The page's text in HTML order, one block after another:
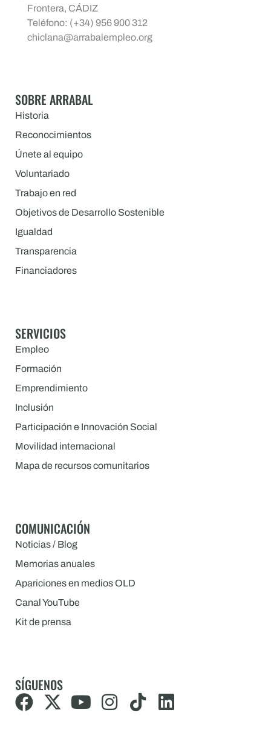
Frontera, CÁDIZ
Teléfono: (+34) 956 900 312
chiclana@arrabalempleo.org
SOBRE ARRABAL
Historia
Reconocimientos
Únete al equipo
Voluntariado
Trabajo en red
Objetivos de Desarrollo Sostenible
Igualdad
Transparencia
Financiadores
SERVICIOS
Empleo
Formación
Emprendimiento
Inclusión
Participación e Innovación Social
Movilidad internacional
Mapa de recursos comunitarios
COMUNICACIÓN
Noticias / Blog
Memorias anuales
Apariciones en medios OLD
Canal YouTube
Kit de prensa
SÍGUENOS
F
a
X Y I T
i
L